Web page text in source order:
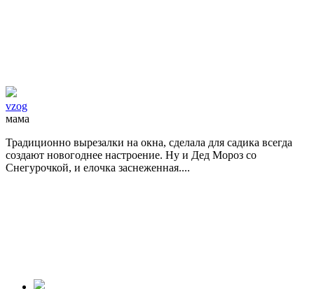
vzog
мама
Традиционно вырезалки на окна, сделала для садика всегда
создают новогоднее настроение. Ну и Дед Мороз со
Снегурочкой, и елочка заснеженная....